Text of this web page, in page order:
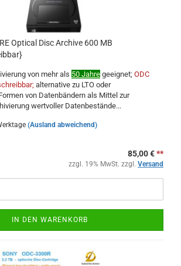
Optical Disc Archive 600 MB
von mehr als 50 Jahre geeignet; ODC
alternative zu LTO oder
von Datenbändern als Mittel zur
wertvoller Datenbestände...
(Ausland abweichend)
85,00 €**
zzgl. 19% MwSt. zzgl. Versand
IN DEN WARENKORB